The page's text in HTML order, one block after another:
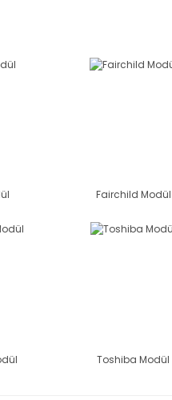
Fairchild Modül
Toshiba Modül